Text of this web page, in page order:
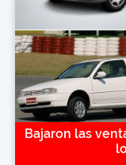
Bajaron las